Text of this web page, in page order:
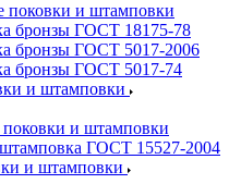
поковки и штамповки
бронзы ГОСТ 18175-78
бронзы ГОСТ 5017-2006
бронзы ГОСТ 5017-74
и штамповки
и штамповки
ГОСТ 15527-2004
и штамповки